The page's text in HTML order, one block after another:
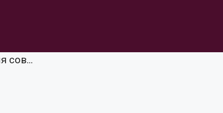
сов...